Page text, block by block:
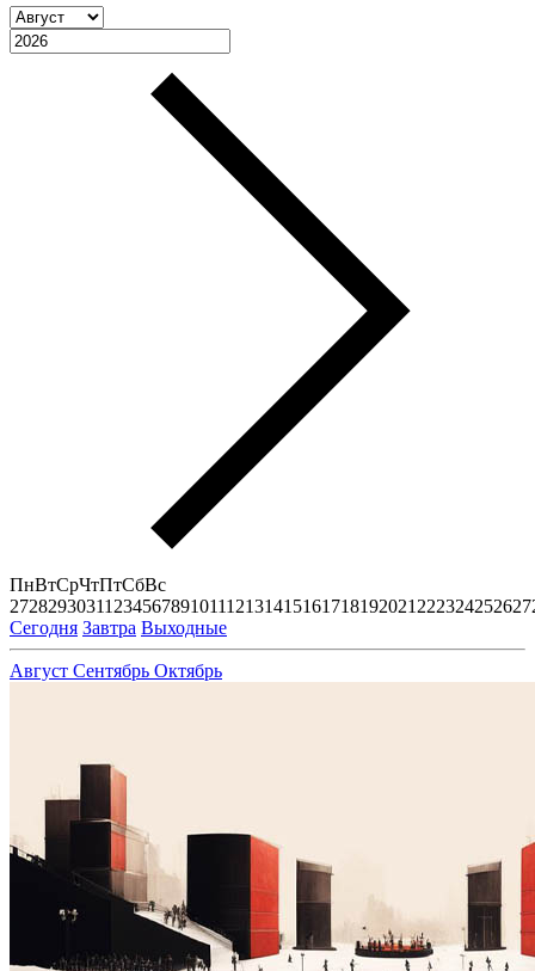
ПнВтСрЧтПтСбВс
27282930311 23456789101112131415161718192021 222324252627
Сегодня Завтра Выходные
Август Сентябрь Октябрь